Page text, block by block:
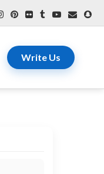
Write Us